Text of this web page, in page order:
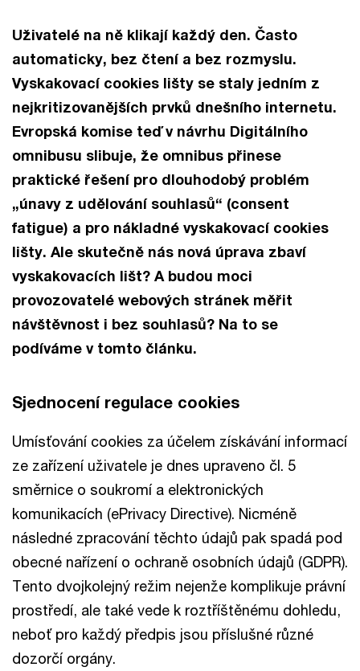
Uživatelé na ně klikají každý den. Často
automaticky, bez čtení a bez rozmyslu.
Vyskakovací cookies lišty se staly jedním z
nejkritizovanějších prvků dnešního internetu.
Evropská komise teď v návrhu Digitálního
omnibusu slibuje, že omnibus přinese
praktické řešení pro dlouhodobý problém
„únavy z udělování souhlasů“ (consent
fatigue) a pro nákladné vyskakovací cookies
lišty. Ale skutečně nás nová úprava zbaví
vyskakovacích lišt? A budou moci
provozovatelé webových stránek měřit
návštěvnost i bez souhlasů? Na to se
podíváme v tomto článku.
Sjednocení regulace cookies
Umísťování cookies za účelem získávání informací
ze zařízení uživatele je dnes upraveno čl. 5
směrnice o soukromí a elektronických
komunikacích (ePrivacy Directive). Nicméně
následné zpracování těchto údajů pak spadá pod
obecné nařízení o ochraně osobních údajů (GDPR).
Tento dvojkolejný režim nejenže komplikuje právní
prostředí, ale také vede k roztříštěnému dohledu,
neboť pro každý předpis jsou příslušné různé
dozorčí orgány.